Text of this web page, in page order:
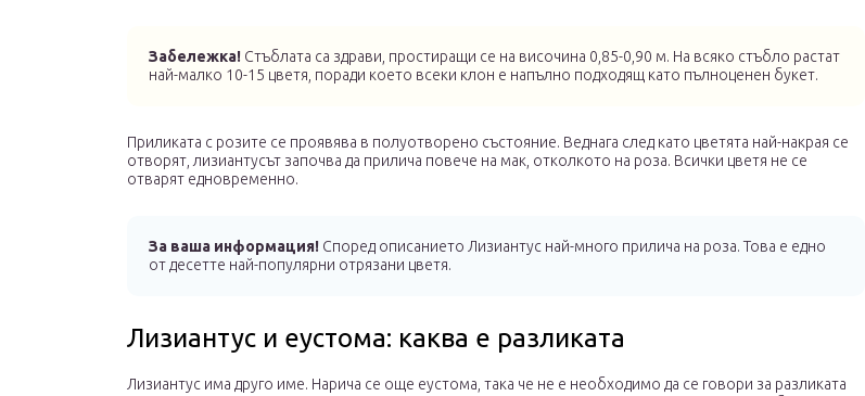
Забележка! Стъблата са здрави, простиращи се на височина 0,85-0,90 м. На всяко стъбло растат
най-малко 10-15 цветя, поради което всеки клон е напълно подходящ като пълноценен букет.
Приликата с розите се проявява в полуотворено състояние. Веднага след като цветята най-накрая се
отворят, лизиантусът започва да прилича повече на мак, отколкото на роза. Всички цветя не се
отварят едновременно.
За ваша информация! Според описанието Лизиантус най-много прилича на роза. Това е едно
от десетте най-популярни отрязани цветя.
Лизиантус и еустома: каква е разликата
Лизиантус има друго име. Нарича се още еустома, така че не е необходимо да се говори за разликата